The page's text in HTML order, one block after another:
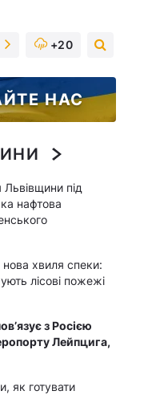
+20
НАС
під
нафтова
хвиля спеки:
лісові пожежі
з Росією
Лейпцига,
як готувати